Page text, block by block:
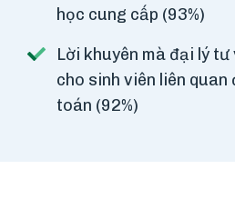
học cung cấp (93%)
Lời khuyên mà đại lý tư
cho sinh viên liên quan
toán (92%)